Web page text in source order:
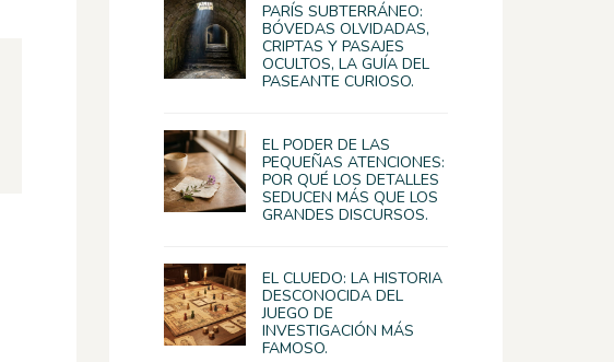
PARÍS SUBTERRÁNEO:
BÓVEDAS OLVIDADAS,
CRIPTAS Y PASAJES
OCULTOS, LA GUÍA DEL
PASEANTE CURIOSO.
EL PODER DE LAS
PEQUEÑAS ATENCIONES:
POR QUÉ LOS DETALLES
SEDUCEN MÁS QUE LOS
GRANDES DISCURSOS.
EL CLUEDO: LA HISTORIA
DESCONOCIDA DEL
JUEGO DE
INVESTIGACIÓN MÁS
FAMOSO.